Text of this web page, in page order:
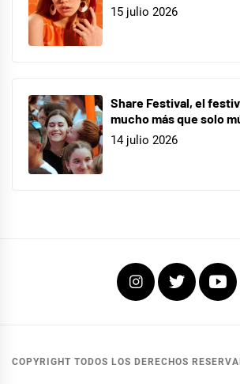
15 julio 2026
Share Festival, el
mucho más que solo
14 julio 2026
InstagramTwitter
COPYRIGHT TODOS LOS DERECHOS